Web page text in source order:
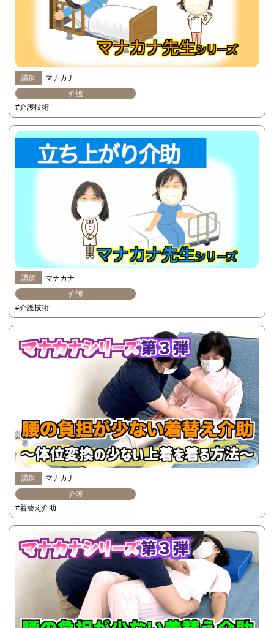
講師
マナカナ
介護
#介護技術
講師
マナカナ
介護
#介護技術
講師
マナカナ
介護
#着替え介助